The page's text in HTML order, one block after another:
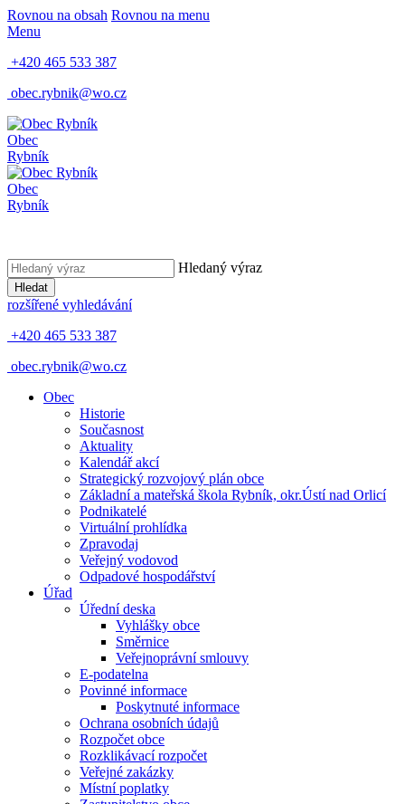
Rovnou na obsah Rovnou na menu
Menu
+420 465 533 387
obec.rybnik@wo.cz
Obec
Rybník
Obec
Rybník
Hledaný výraz
Hledat
rozšířené vyhledávání
+420 465 533 387
obec.rybnik@wo.cz
Obec
Historie
Současnost
Aktuality
Kalendář akcí
Strategický rozvojový plán obce
Základní a mateřská škola Rybník, okr.Ústí nad Orlicí
Podnikatelé
Virtuální prohlídka
Zpravodaj
Veřejný vodovod
Odpadové hospodářství
Úřad
Úřední deska
Vyhlášky obce
Směrnice
Veřejnoprávní smlouvy
E-podatelna
Povinné informace
Poskytnuté informace
Ochrana osobních údajů
Rozpočet obce
Rozklikávací rozpočet
Veřejné zakázky
Místní poplatky